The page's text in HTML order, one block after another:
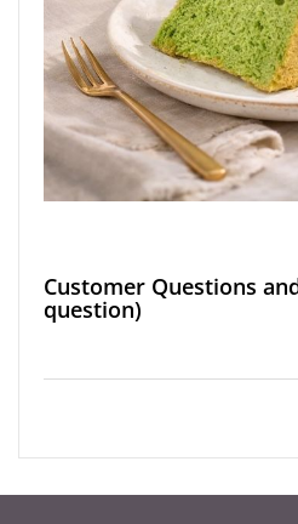
Customer Questions
question)